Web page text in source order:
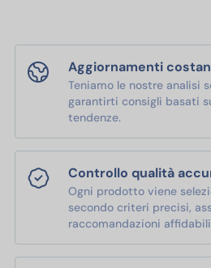
Aggiornamenti
Teniamo le nostre analisi
garantirti consigli basati
tendenze.
Controllo qualità
Ogni prodotto viene
secondo criteri precisi,
raccomandazioni